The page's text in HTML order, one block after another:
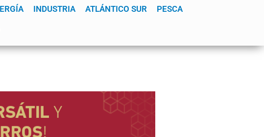
INDUSTRIA ATLÁNTICO SUR PESCA